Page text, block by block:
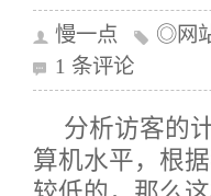
慢一点 ◎网
1 条评论
分析访客的
算机水平，根